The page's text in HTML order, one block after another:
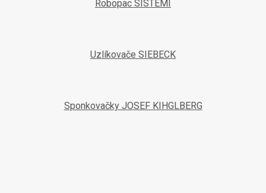
Robopac SISTEMI
Uzlíkovače SIEBECK
Sponkovačky JOSEF KIHGLBERG